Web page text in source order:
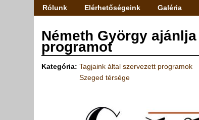
Rólunk Elérhetőségeink Galéria
Jelenlegi hely
Németh György
programot
Kategória:Tagjaink által szervezett programok
Szeged térsége